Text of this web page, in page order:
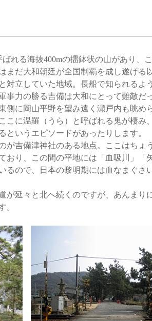
れる海抜400mの擂鉢状の山があり、
まだ大和朝廷が全国制覇を成し遂げる
対立していた地域。長船で知られるよ
力の勝る吉備は大和にとって難敵だ
側に岡山平野を望み遠く瀬戸内も眺め
こに温羅（うら）と呼ばれる鬼が棲み
いうエピソードがあったりします。
吉備津神社のある地点。ここはちょ
おり、この間の平地には「血吸川」「
るので、日本の黎明期には血なまぐさ
延々と北へ続くのですが、あんまり
。